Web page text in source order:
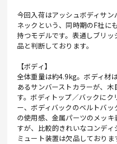
今回入荷はアッシュボディサ
ネックという、同時期のF社に
持つモデルです。表通しブリ
品と判断しております。
【ボディ】
全体重量は約4.9kg。ボディ材
あるサンバーストカラーが、
す。ボディトップ／バックにク
ー、ボディバックのベルトバ
の使用感、金属パーツのメッ
すが、比較的きれいなコンディ
ミュート装置は欠品しておりま